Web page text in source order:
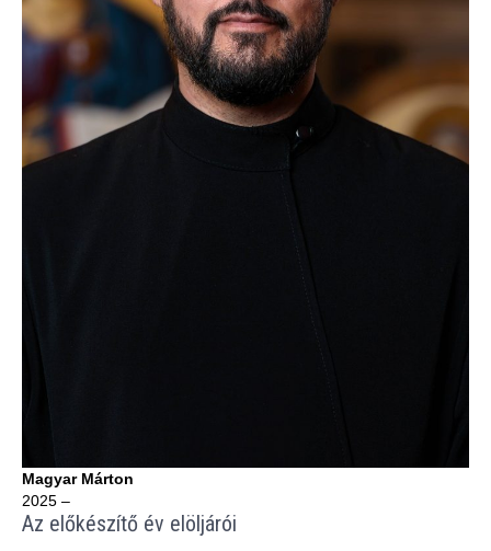
Magyar Márton
2025 –
Az előkészítő év elöljárói